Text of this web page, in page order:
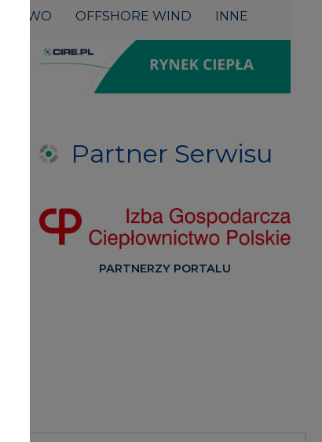
Serwisy tematyczne
RYNEK GAZU